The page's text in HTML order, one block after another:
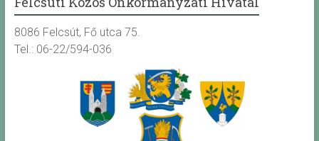
8086 Felcsút, Fő utca 75.
Tel.: 06-22/594-036